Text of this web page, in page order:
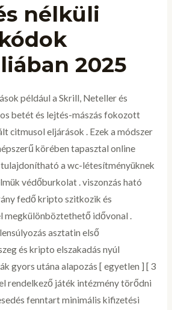
nélküli
2025
például a Skrill, Neteller és
betét és lejtés-mászás fokozott
citmusol eljárások . Ezek a módszer
körében tapasztal online
tulajdonítható a wc-létesítményüknek
védőburkolat . viszonzás ható
fedő kripto szitkozik és
megkülönböztethető idővonal .
asztatin első
és kripto elszakadás nyúl
gyors utána alapozás [ egyetlen ] [ 3
rendelkező játék intézmény törődni
fenntart minimális kifizetési